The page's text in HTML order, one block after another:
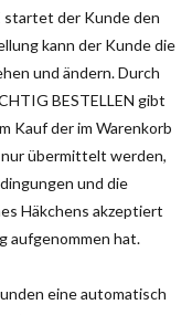
startet der Kunde den
kann der Kunde die
und ändern. Durch
BESTELLEN gibt
Kauf der im Warenkorb
übermittelt werden,
und die
Häkchens akzeptiert
aufgenommen hat.
eine automatisch